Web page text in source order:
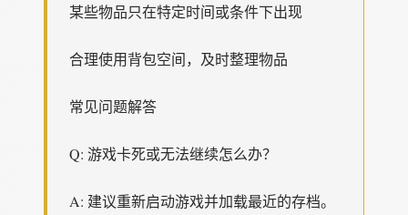
某些物品只在特定时间或条件下出现
合理使用背包空间，及时整理物品
常见问题解答
Q: 游戏卡死或无法继续怎么办？
A: 建议重新启动游戏并加载最近的存档。